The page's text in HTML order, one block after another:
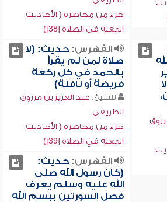
جزء من محاضرة ( الأحاديث
المعلة في الصلاة [38])
الفهرس:حديث: (لا
صلاة لمن لم يقرأ
بالحمد في كل ركعة
فريضة أو نافلة)
للشيخ: عبد العزيز بن مرزوق
الطريفي
جزء من محاضرة ( الأحاديث
المعلة في الصلاة [39])
الفهرس:حديث:
(كان رسول الله صلى
الله عليه وسلم يعرف
فصل السورتين ببسم الله